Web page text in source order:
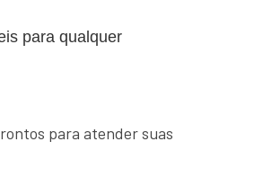
para qualquer
para atender suas